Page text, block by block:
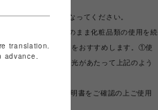
るなどの処置を行なってください。
してください。そのまま化粧品類の使用を続
にご相談されることをおすすめします。①使
たお肌に、直射日光があたって上記のよう
お使いの機種の説明書をご確認の上ご使用
translation.